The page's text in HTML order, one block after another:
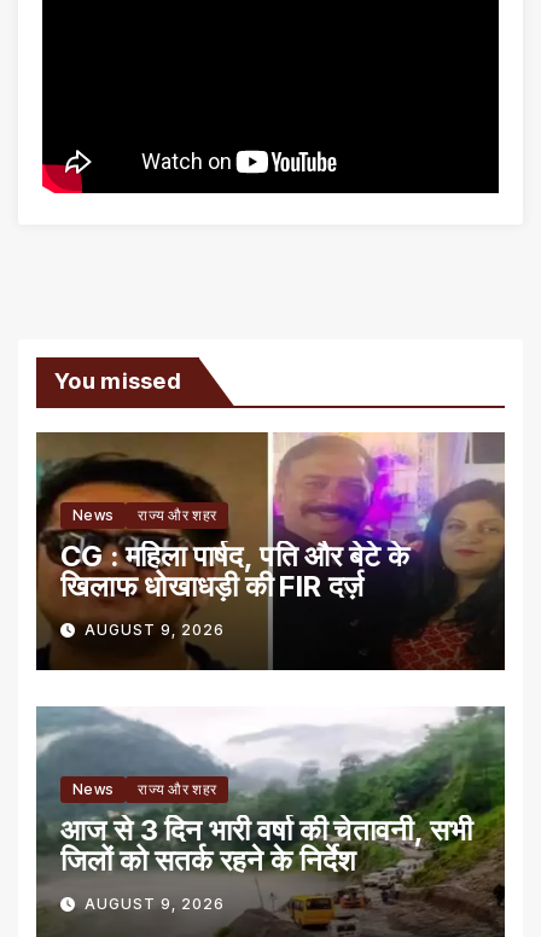
You missed
News राज्य और शहर
CG : महिला पार्षद, पति और बेटे के
खिलाफ धोखाधड़ी की FIR दर्ज़
AUGUST 9, 2026
News राज्य और शहर
आज से 3 दिन भारी वर्षा की चेतावनी, सभी
जिलों को सतर्क रहने के निर्देश
AUGUST 9, 2026